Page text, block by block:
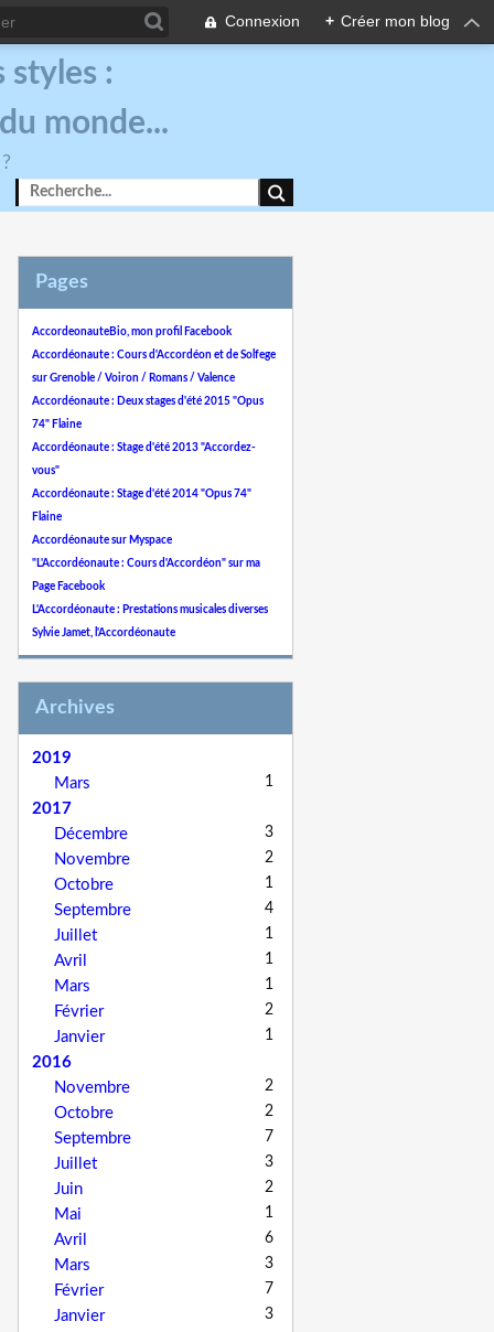
Connexion + Créer mon blog
styles :
monde...
Pages
AccordeonauteBio, mon profil Facebook
Accordéonaute : Cours d'Accordéon et de Solfege
sur Grenoble / Voiron / Romans / Valence
Accordéonaute : Deux stages d'été 2015 "Opus
74" Flaine
Accordéonaute : Stage d'été 2013 "Accordez-
vous"
Accordéonaute : Stage d'été 2014 "Opus 74"
Flaine
Accordéonaute sur Myspace
"L'Accordéonaute : Cours d'Accordéon" sur ma
Page Facebook
L'Accordéonaute : Prestations musicales diverses
Sylvie Jamet, l'Accordéonaute
Archives
2019
Mars
1
2017
Décembre
3
Novembre 2
Octobre 1
Septembre 4
Juillet 1
Avril 1
Mars 1
Février 2
Janvier 1
2016
Novembre
2
Octobre 2
Septembre 7
Juillet 3
Juin 2
Mai 1
Avril 6
Mars 3
Février 7
Janvier 3